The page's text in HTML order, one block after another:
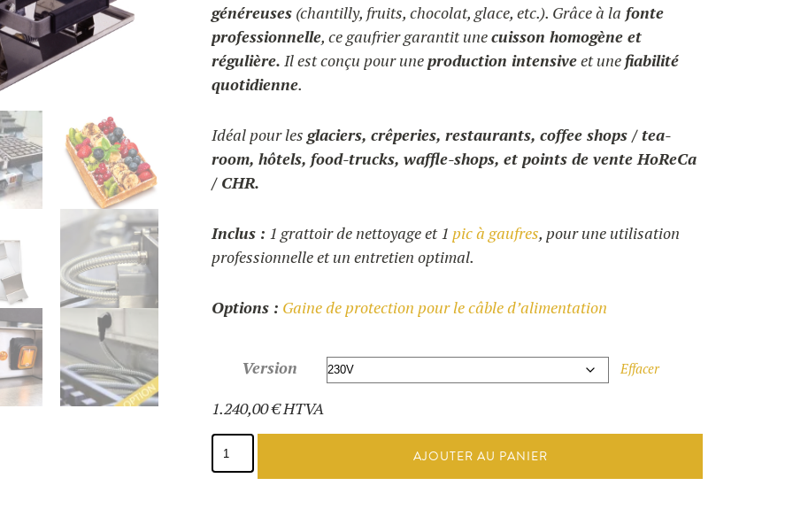
généreuses (chantilly, fruits, chocolat, glace, etc.). Grâce à la fonte
professionnelle, ce gaufrier garantit unecuisson homogène et
régulière. Il est conçu pour uneproduction intensiveet unefiabilité
quotidienne.
Idéal pour les glaciers, crêperies, restaurants, coffee shops / tea-
room, hôtels, food-trucks, waffle-shops, et points de vente HoReCa
/ CHR.
Inclus : 1 grattoir de nettoyageet 1 pic à gaufres, pour une utilisation
professionnelle et un entretien optimal.
Options : Gaine de protection pour le câble d’alimentation
Version Effacer
1.240,00€HTVA
quantité
de
Gaufrier
AJOUTER AU PANIER